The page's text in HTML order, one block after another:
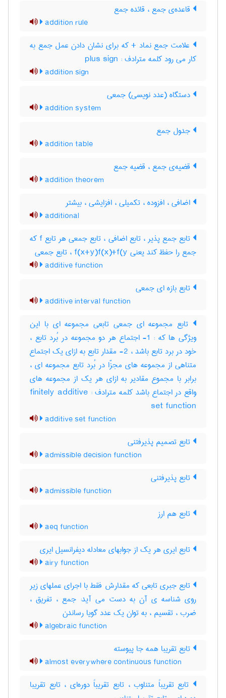
قاعده‌ی جمع ، قائده جمع
addition rule
علامت جمع نماد + که برای نشان دادن عمل جمع به
کار می رود کلمه مترادف : plus sign
addition sign
دستگاه (عدد نویسی) جمعی
addition system
جدول جمع
addition table
قضیه‌ی جمع ، قضیه جمع
addition theorem
اضافی ، افزوده ، تکمیلی ، افزایشی ، بیشتر
additional
تابع جمع پذیر ، تابع اضافی ، تابع جمعی هر تابع f که
جمع را حفظ کند یعنی f(x+y)f(x)+f(y ، تابع جمعی
additive function
تابع بازه ای جمعی
additive interval function
تابع مجموعه ای جمعی تابعی مجموعه ای با این
ویژگی ها که : 1- اجتماع هر دو مجموعه در بُرد تابع ،
خود در برد تابع باشد ، 2- مقدار تابع به ازای یک اجتماع
متناهی از مجموعه های مجزّا در بُرد تابع مجموعه ای ،
برابر با مجموع مقادیر به ازای هر یک از مجموعه های
واقع در اجتماع باشد کلمه مترادف : finitely additive
set function
additive set function
تابع تصمیم پذیرفتنی
admissible decision function
تابع پذیرفتنی
admissible function
تابع هم ارز
aeq function
تابع ایری هر یک از جوابهای معادله دیفرانسیل ایری
airy function
تابع جبری تابعی که مقدارش فقط با اجرای عملهای زیر
روی شناسه ی آن به دست می آید: جمع ، تفریق ،
ضرب ، تقسیم ، به توان یک عدد گویا رساندن
algebraic function
تابع تقریبا همه جا پیوسته
almost everywhere continuous function
تابع تقریباً متناوب ، تابع تقریباً دوره‌ای ، تابع تقریبا